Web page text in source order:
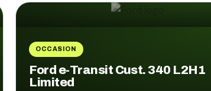
OCCASION
Ford e-Transit Cust. 340 L2H1
Limited